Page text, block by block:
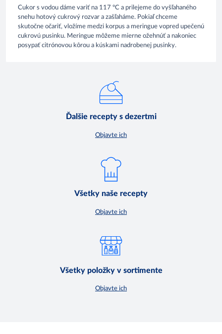
Cukor s vodou dáme variť na 117 °C a prilejeme do vyšľahaného
snehu hotový cukrový rozvar a zašľaháme. Pokiaľ chceme
skutočne očariť, vložíme medzi korpus a meringue vopred upečenú
cukrovú pusinku. Meringue môžeme mierne ožehnúť a nakoniec
posypať citrónovou kôrou a kúskami nadrobenej pusinky.
Ďalšie recepty s dezertmi
Objavte ich
Všetky naše recepty
Objavte ich
Všetky položky v sortimente
Objavte ich